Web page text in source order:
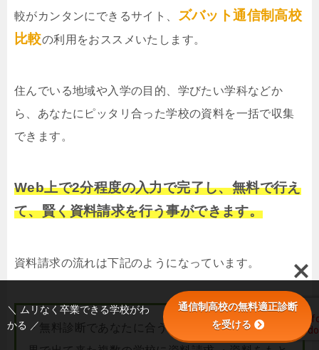
較がカンタンにできるサイト、
ズバット通信制高校
比較の利用をおススメいたします。
住んでいる地域や入学の目的、学びたい学科などか
ら、あなたにピッタリ合った学校の資料を一括で収集
できます。
Web上で2分程度の入力で完了し、無料で行え
て、賢く資料請求を行う事ができます。
資料請求の流れは下記のようになっています。
・無料診断であなたに合う学校を調べる ・診断結
＼ ムリなく卒業できる学校がわ
かる ／
通信制高校の無料適正診断
を受ける